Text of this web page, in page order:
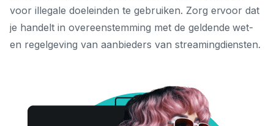
voor illegale doeleinden te gebruiken. Zorg ervoor dat
je handelt in overeenstemming met de geldende wet-
en regelgeving van aanbieders van streamingdiensten.